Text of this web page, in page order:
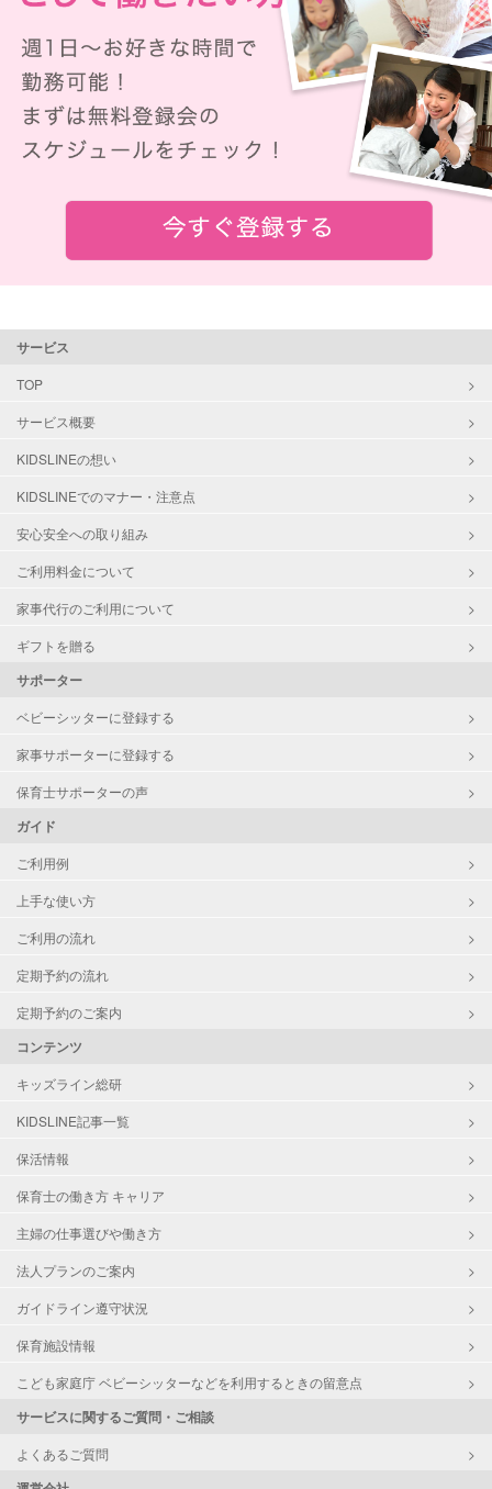
サービス
TOP
サービス概要
KIDSLINEの想い
KIDSLINEでのマナー・注意点
安心安全への取り組み
ご利用料金について
家事代行のご利用について
ギフトを贈る
サポーター
ベビーシッターに登録する
家事サポーターに登録する
保育士サポーターの声
ガイド
ご利用例
上手な使い方
ご利用の流れ
定期予約の流れ
定期予約のご案内
コンテンツ
キッズライン総研
KIDSLINE記事一覧
保活情報
保育士の働き方 キャリア
主婦の仕事選びや働き方
法人プランのご案内
ガイドライン遵守状況
保育施設情報
こども家庭庁 ベビーシッターなどを利用するときの留意点
サービスに関するご質問・ご相談
よくあるご質問